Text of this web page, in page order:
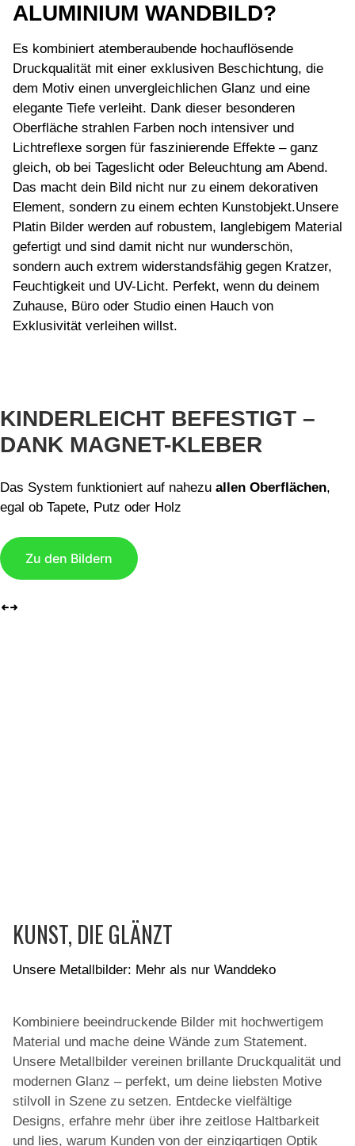
ALUMINIUM WANDBILD?
Es kombiniert atemberaubende hochauflösende
Druckqualität mit einer exklusiven Beschichtung, die
dem Motiv einen unvergleichlichen Glanz und eine
elegante Tiefe verleiht. Dank dieser besonderen
Oberfläche strahlen Farben noch intensiver und
Lichtreflexe sorgen für faszinierende Effekte – ganz
gleich, ob bei Tageslicht oder Beleuchtung am Abend.
Das macht dein Bild nicht nur zu einem dekorativen
Element, sondern zu einem echten Kunstobjekt.Unsere
Platin Bilder werden auf robustem, langlebigem Material
gefertigt und sind damit nicht nur wunderschön,
sondern auch extrem widerstandsfähig gegen Kratzer,
Feuchtigkeit und UV-Licht. Perfekt, wenn du deinem
Zuhause, Büro oder Studio einen Hauch von
Exklusivität verleihen willst.
KINDERLEICHT BEFESTIGT –
DANK MAGNET-KLEBER
Das System funktioniert auf nahezu allen Oberflächen,
egal ob Tapete, Putz oder Holz
Zu den Bildern
KUNST, DIE GLÄNZT
Unsere Metallbilder: Mehr als nur Wanddeko
Kombiniere beeindruckende Bilder mit hochwertigem
Material und mache deine Wände zum Statement.
Unsere Metallbilder vereinen brillante Druckqualität und
modernen Glanz – perfekt, um deine liebsten Motive
stilvoll in Szene zu setzen. Entdecke vielfältige
Designs, erfahre mehr über ihre zeitlose Haltbarkeit
und lies, warum Kunden von der einzigartigen Optik